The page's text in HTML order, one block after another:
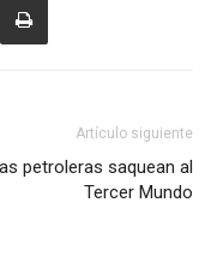
Artículo siguiente
petroleras saquean al
Tercer Mundo